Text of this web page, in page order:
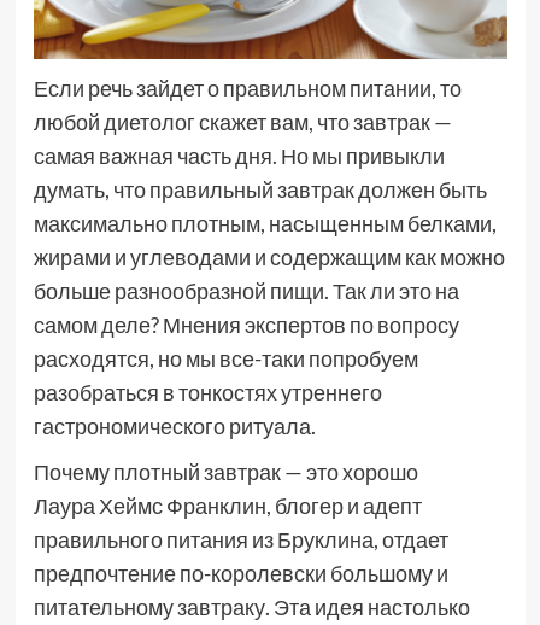
Если речь зайдет о правильном питании, то
любой диетолог скажет вам, что завтрак —
самая важная часть дня. Но мы привыкли
думать, что правильный завтрак должен быть
максимально плотным, насыщенным белками,
жирами и углеводами и содержащим как можно
больше разнообразной пищи. Так ли это на
самом деле? Мнения экспертов по вопросу
расходятся, но мы все-таки попробуем
разобраться в тонкостях утреннего
гастрономического ритуала.
Почему плотный завтрак — это хорошо
Лаура Хеймс Франклин, блогер и адепт
правильного питания из Бруклина, отдает
предпочтение по-королевски большому и
питательному завтраку. Эта идея настолько